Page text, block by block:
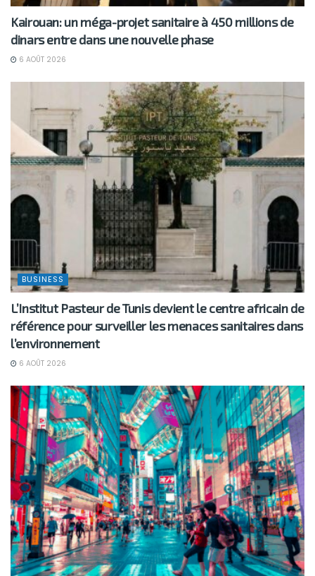
Kairouan: un méga-projet sanitaire à 450 millions de
dinars entre dans une nouvelle phase
6 AOÛT 2026
BUSINESS
L’Institut Pasteur de Tunis devient le centre africain de
référence pour surveiller les menaces sanitaires dans
l’environnement
6 AOÛT 2026